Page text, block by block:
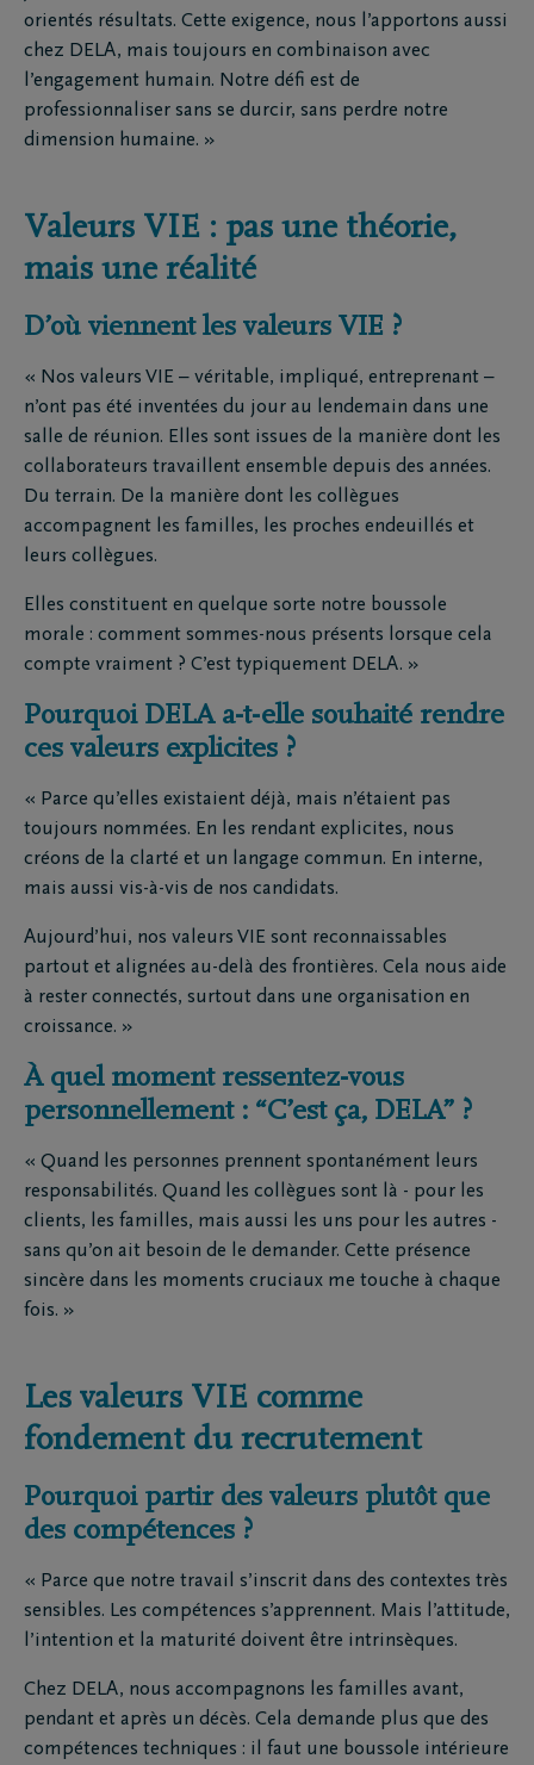
orientés résultats. Cette exigence, nous l’apportons aussi
chez DELA, mais toujours en combinaison avec
l’engagement humain. Notre défi est de
professionnaliser sans se durcir, sans perdre notre
dimension humaine. »
Valeurs VIE : pas une théorie,
mais une réalité
D’où viennent les valeurs VIE ?
« Nos valeurs VIE – véritable, impliqué, entreprenant –
n’ont pas été inventées du jour au lendemain dans une
salle de réunion. Elles sont issues de la manière dont les
collaborateurs travaillent ensemble depuis des années.
Du terrain. De la manière dont les collègues
accompagnent les familles, les proches endeuillés et
leurs collègues.
Elles constituent en quelque sorte notre boussole
morale : comment sommes-nous présents lorsque cela
compte vraiment ? C’est typiquement DELA. »
Pourquoi DELA a-t-elle souhaité rendre
ces valeurs explicites ?
« Parce qu’elles existaient déjà, mais n’étaient pas
toujours nommées. En les rendant explicites, nous
créons de la clarté et un langage commun. En interne,
mais aussi vis-à-vis de nos candidats.
Aujourd’hui, nos valeurs VIE sont reconnaissables
partout et alignées au-delà des frontières. Cela nous aide
à rester connectés, surtout dans une organisation en
croissance. »
À quel moment ressentez-vous
personnellement : “C’est ça, DELA” ?
« Quand les personnes prennent spontanément leurs
responsabilités. Quand les collègues sont là - pour les
clients, les familles, mais aussi les uns pour les autres -
sans qu’on ait besoin de le demander. Cette présence
sincère dans les moments cruciaux me touche à chaque
fois. »
Les valeurs VIE comme
fondement du recrutement
Pourquoi partir des valeurs plutôt que
des compétences ?
« Parce que notre travail s’inscrit dans des contextes très
sensibles. Les compétences s’apprennent. Mais l’attitude,
l’intention et la maturité doivent être intrinsèques.
Chez DELA, nous accompagnons les familles avant,
pendant et après un décès. Cela demande plus que des
compétences techniques : il faut une boussole intérieure